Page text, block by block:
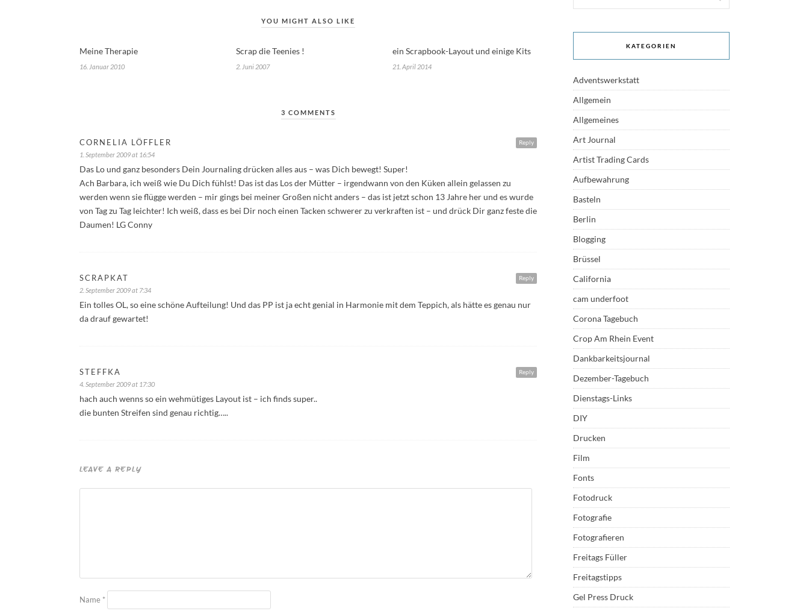
YOU MIGHT ALSO LIKE
Meine Therapie
16. Januar 2010
Scrap die Teenies !
2. Juni 2007
ein Scrapbook-Layout und einige Kits
21. April 2014
3 COMMENTS
Reply
CORNELIA LÖFFLER
1. September 2009 at 16:54
Das Lo und ganz besonders Dein Journaling drücken alles aus – was Dich bewegt! Super!
Ach Barbara, ich weiß wie Du Dich fühlst! Das ist das Los der Mütter – irgendwann von den Küken allein gelassen zu
werden wenn sie flügge werden – mir gings bei meiner Großen nicht anders – das ist jetzt schon 13 Jahre her und es wurde
von Tag zu Tag leichter! Ich weiß, dass es bei Dir noch einen Tacken schwerer zu verkraften ist – und drück Dir ganz feste die
Daumen! LG Conny
Reply
SCRAPKAT
2. September 2009 at 7:34
Ein tolles OL, so eine schöne Aufteilung! Und das PP ist ja echt genial in Harmonie mit dem Teppich, als hätte es genau nur
da drauf gewartet!
Reply
STEFFKA
4. September 2009 at 17:30
hach auch wenns so ein wehmütiges Layout ist – ich finds super..
die bunten Streifen sind genau richtig…..
LEAVE A REPLY
Name *
KATEGORIEN
Adventswerkstatt
Allgemein
Allgemeines
Art Journal
Artist Trading Cards
Aufbewahrung
Basteln
Berlin
Blogging
Brüssel
California
cam underfoot
Corona Tagebuch
Crop Am Rhein Event
Dankbarkeitsjournal
Dezember-Tagebuch
Dienstags-Links
DIY
Drucken
Film
Fonts
Fotodruck
Fotografie
Fotografieren
Freitags Füller
Freitagstipps
Gel Press Druck